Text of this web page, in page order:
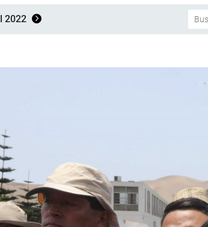
2022